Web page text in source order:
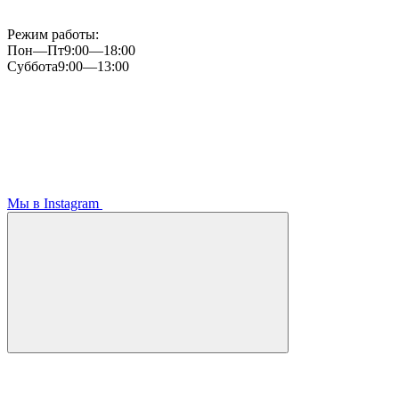
Режим работы:
Пон—Пт9:00—18:00
Суббота9:00—13:00
Мы в Instagram